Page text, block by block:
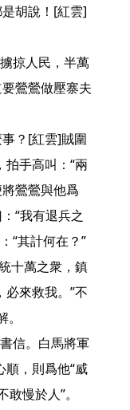
胡說！[紅雲]
掠人民，半萬
鶯鶯做壓寨夫
？[紅雲]賊圍
手高叫：“兩
鶯鶯與他爲
“我有退兵之
“其計何在？”
十萬之衆，鎮
來救我。”不
信。白馬將軍
，則爲他“威
慢於人”。